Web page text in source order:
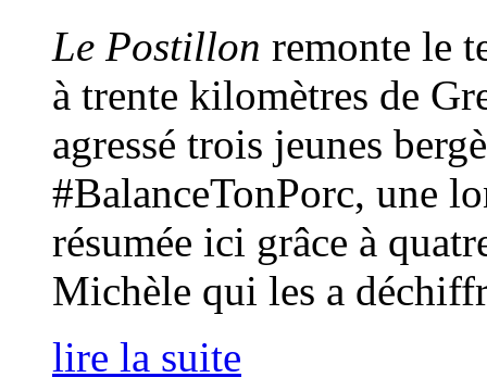
Le Postillon remonte le
à trente kilomètres de
agressé trois jeunes
#BalanceTonPorc, une
résumée ici grâce à
Michèle qui les a
lire la suite